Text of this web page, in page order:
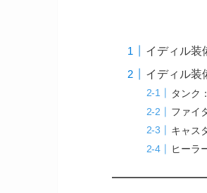
イディル装
イディル装
タンク
ファイ
キャス
ヒーラ